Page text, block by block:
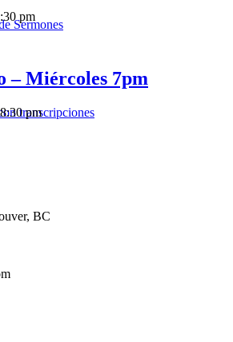
Sermones
transcripciones
pm
– Miércoles 7pm
8:30 pm
BC